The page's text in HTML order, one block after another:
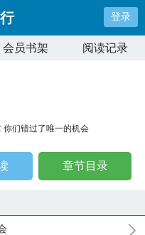
登录
会员书架 阅读记录
你们错过了唯一的机会
章节目录